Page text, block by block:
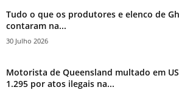
Tudo o que os produtores e elenco de
contaram na...
30 Julho 2026
Motorista de Queensland multado em
1.295 por atos ilegais na...